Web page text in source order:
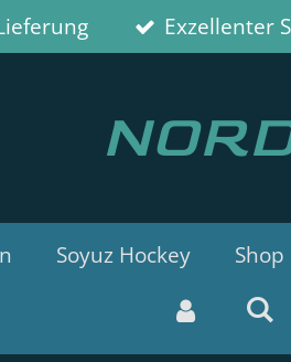
Exzellenter
Soyuz Hockey Shop